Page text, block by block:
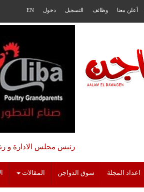
أعلن معنا وظائف التسجيل دخول EN
رئيس مجلس الادارة و
اعداد المجلة سوق الدواجن المقالات